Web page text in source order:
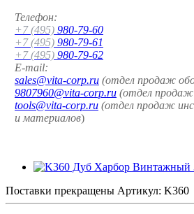
Телефон:
+7 (495) 980-79-60
+7 (495) 980-79-61
+7 (495) 980-79-62
E-mail:
sales@vita-corp.ru (отдел продаж
9807960@vita-corp.ru (отдел продаж
tools@vita-corp.ru (отдел продаж
и материалов)
Поставки прекращены Артикул: K360